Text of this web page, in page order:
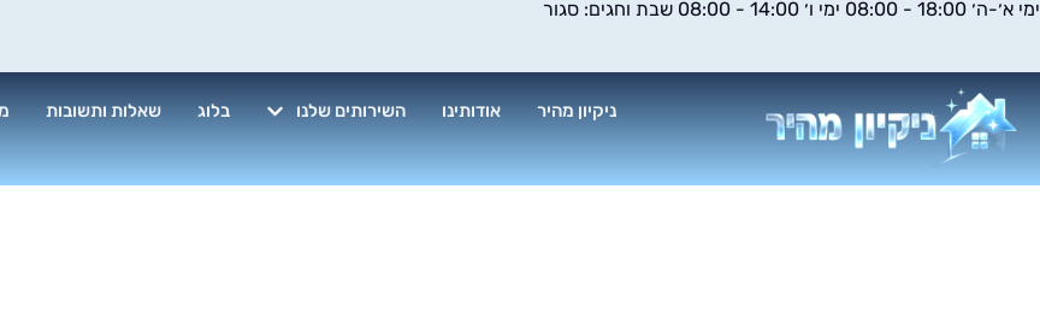
דילוג
ימי א׳-ה׳ 18:00 - 08:00 ימי ו׳ 14:00 - 08:00 שבת וחגים: סגור
ניקיון מהיר אודותינו השירותים שלנו בלוג שאלות ותשובות